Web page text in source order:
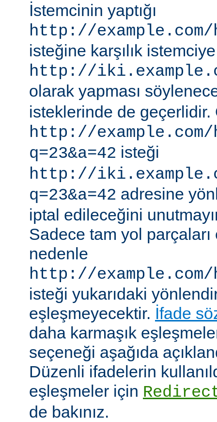
İstemcinin yaptığı
http://
isteğine karşılık
http://
olarak yapması
isteklerinde de geçerlidir.
http://
q=23&a=42 isteği
http://
q=23&a=42 adresine
iptal edileceğini
Sadece tam yol
nedenle
http://
isteği yukarıdaki
eşleşmeyecektir. İfade
daha karmaşık
seçeneği aşağıda
Düzenli ifadelerin
eşleşmeler için
de bakınız.